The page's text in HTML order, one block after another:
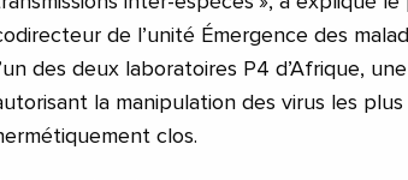
de l’unité Émergence des
l’un des deux laboratoires P4 d’Afrique,
la manipulation des virus les
clos.